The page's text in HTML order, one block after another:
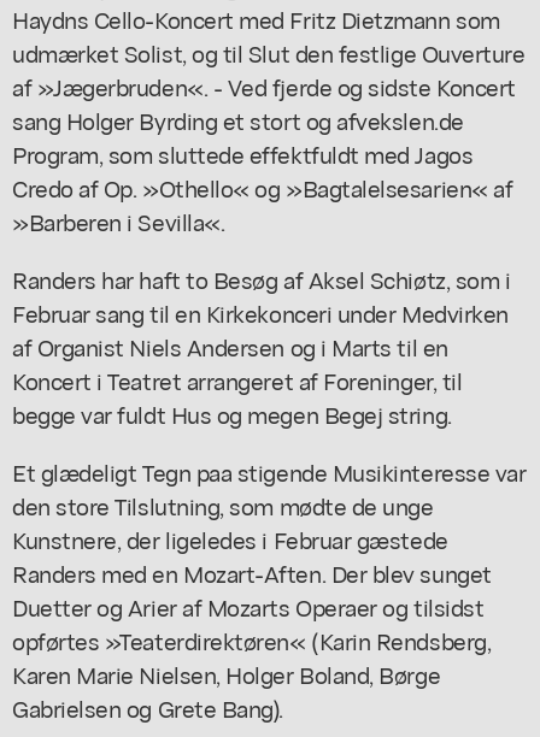
Haydns Cello-Koncert med Fritz Dietzmann som
udmærket Solist, og til Slut den festlige Ouverture
af »Jægerbruden«. - Ved fjerde og sidste Koncert
sang Holger Byrding et stort og afvekslen.de
Program, som sluttede effektfuldt med Jagos
Credo af Op. »Othello« og »Bagtalelsesarien« af
»Barberen i Sevilla«.
Randers har haft to Besøg af Aksel Schiøtz, som i
Februar sang til en Kirkekonceri under Medvirken
af Organist Niels Andersen og i Marts til en
Koncert i Teatret arrangeret af Foreninger, til
begge var fuldt Hus og megen Begej string.
Et glædeligt Tegn paa stigende Musikinteresse var
den store Tilslutning, som mødte de unge
Kunstnere, der ligeledes i Februar gæstede
Randers med en Mozart-Aften. Der blev sunget
Duetter og Arier af Mozarts Operaer og tilsidst
opførtes »Teaterdirektøren« (Karin Rendsberg,
Karen Marie Nielsen, Holger Boland, Børge
Gabrielsen og Grete Bang).